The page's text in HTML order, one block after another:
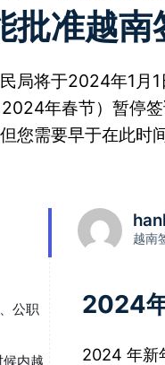
批准越南
局将于2024年1月
年春节）暂停
您需要早于在此时
公职
内越
越南
2024
2024 年新